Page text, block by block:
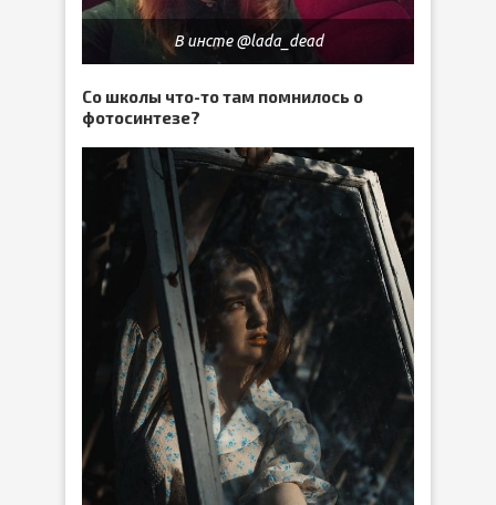
В инсте @lada_dead
Со школы что-то там помнилось о
фотосинтезе?